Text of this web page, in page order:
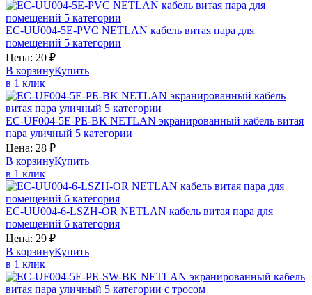
EC-UU004-5E-PVC NETLAN кабель витая пара для
помещений 5 категории
Цена: 20 ₽
В корзинуКупить
в 1 клик
EC-UF004-5E-PE-BK NETLAN экранированный кабель витая
пара уличный 5 категории
Цена: 28 ₽
В корзинуКупить
в 1 клик
EC-UU004-6-LSZH-OR NETLAN кабель витая пара для
помещений 6 категория
Цена: 29 ₽
В корзинуКупить
в 1 клик